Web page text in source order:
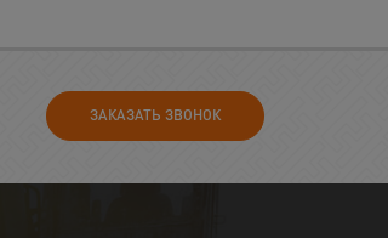
ЗАКАЗАТЬ ЗВОНОК